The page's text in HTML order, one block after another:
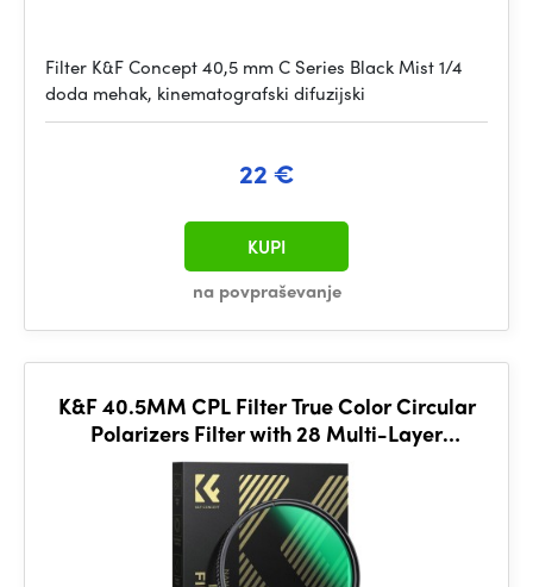
Filter K&F Concept 40,5 mm C Series Black Mist 1/4
doda mehak, kinematografski difuzijski
22 €
na povpraševanje
KUPI
K&F 40.5MM CPL Filter True Color Circular
Polarizers Filter with 28 Multi-Layer
Coatings for Camera Lens